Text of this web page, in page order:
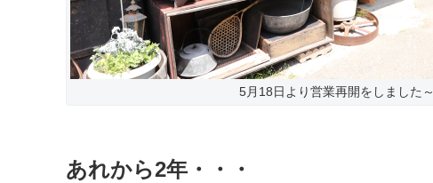
5月18日より営業再開をしました～
あれから2年・・・